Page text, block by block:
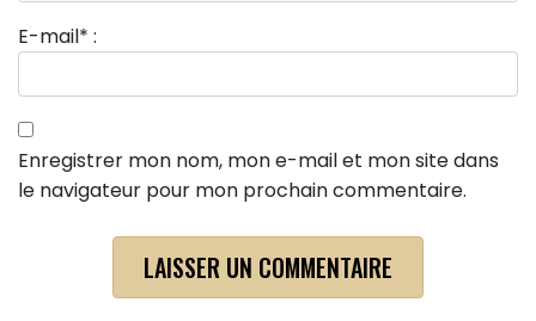
E-mail* :
Enregistrer mon nom, mon e-mail et mon site dans
le navigateur pour mon prochain commentaire.